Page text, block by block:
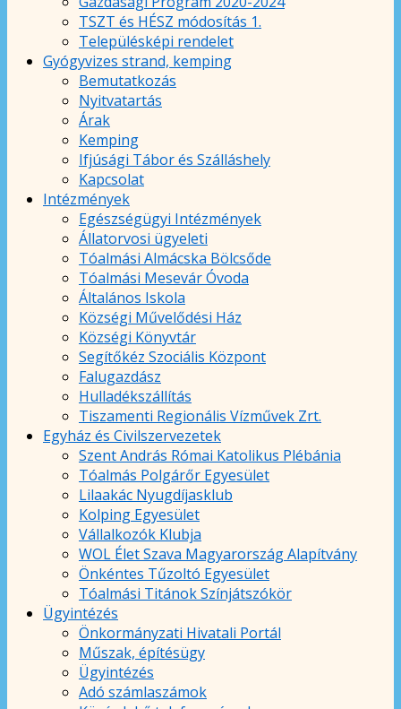
TSZT és HÉSZ módosítás 1.
Településképi rendelet
Gyógyvizes strand, kemping
Bemutatkozás
Nyitvatartás
Árak
Kemping
Ifjúsági Tábor és Szálláshely
Kapcsolat
Intézmények
Egészségügyi Intézmények
Állatorvosi ügyeleti
Tóalmási Almácska Bölcsőde
Tóalmási Mesevár Óvoda
Általános Iskola
Községi Művelődési Ház
Községi Könyvtár
Segítőkéz Szociális Központ
Falugazdász
Hulladékszállítás
Tiszamenti Regionális Vízművek Zrt.
Egyház és Civilszervezetek
Szent András Római Katolikus Plébánia
Tóalmás Polgárőr Egyesület
Lilaakác Nyugdíjasklub
Kolping Egyesület
Vállalkozók Klubja
WOL Élet Szava Magyarország Alapítvány
Önkéntes Tűzoltó Egyesület
Tóalmási Titánok Színjátszókör
Ügyintézés
Önkormányzati Hivatali Portál
Műszak, építésügy
Ügyintézés
Adó számlaszámok